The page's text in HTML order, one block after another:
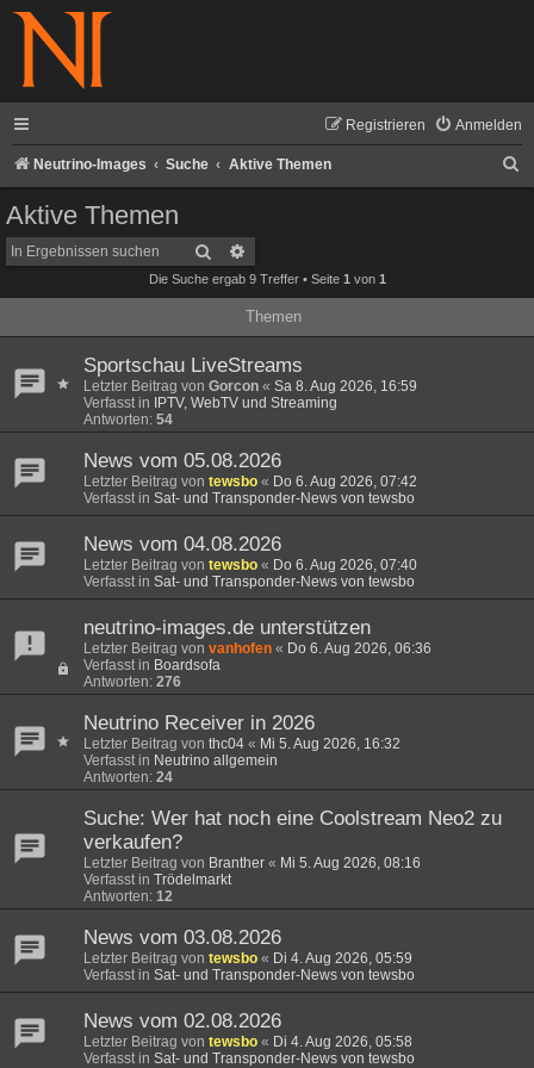
Anmelden
Registrieren
Neutrino-Images Suche Aktive Themen
Aktive Themen
Suche
Die Suche ergab 9 Treffer • Seite 1 von 1
Themen
Sportschau LiveStreams
Letzter Beitrag von Gorcon « Sa 8. Aug 2026, 16:59
Verfasst in IPTV, WebTV und Streaming
Antworten: 54
News vom 05.08.2026
Letzter Beitrag von tewsbo « Do 6. Aug 2026, 07:42
Verfasst in Sat- und Transponder-News von tewsbo
News vom 04.08.2026
Letzter Beitrag von tewsbo « Do 6. Aug 2026, 07:40
Verfasst in Sat- und Transponder-News von tewsbo
neutrino-images.de unterstützen
Letzter Beitrag von vanhofen « Do 6. Aug 2026, 06:36
Verfasst in Boardsofa
Antworten: 276
Neutrino Receiver in 2026
Letzter Beitrag von thc04 « Mi 5. Aug 2026, 16:32
Verfasst in Neutrino allgemein
Antworten: 24
Suche: Wer hat noch eine Coolstream Neo2 zu
verkaufen?
Letzter Beitrag von Branther « Mi 5. Aug 2026, 08:16
Verfasst in Trödelmarkt
Antworten: 12
News vom 03.08.2026
Letzter Beitrag von tewsbo « Di 4. Aug 2026, 05:59
Verfasst in Sat- und Transponder-News von tewsbo
News vom 02.08.2026
Letzter Beitrag von tewsbo « Di 4. Aug 2026, 05:58
Verfasst in Sat- und Transponder-News von tewsbo